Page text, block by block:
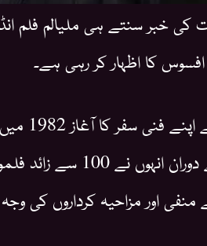
کی خبر سنتے ہی ملیالم فلم
افسوس کا اظہار کر رہی ہے۔
کیریئر کے دوران
منفی اور مزاحیہ کرداروں کی